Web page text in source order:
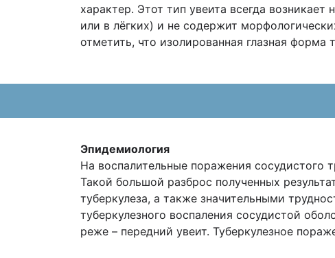
характер. Этот тип увеита всегда
или в лёгких) и не содержит
отметить, что изолированная глазная форма
Эпидемиология
На воспалительные поражения сосудистого
Такой большой разброс полученных
туберкулеза, а также значительными
туберкулезного воспаления сосудистой
реже – передний увеит. Туберкулезное